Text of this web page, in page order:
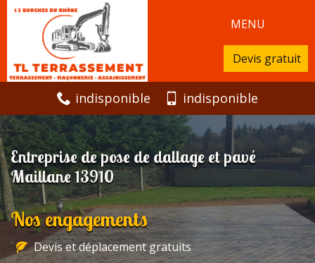
MENU
Devis gratuit
indisponible indisponible
Entreprise de pose de dallage et pavé
Maillane 13910
Nos engagements
Devis et déplacement gratuits